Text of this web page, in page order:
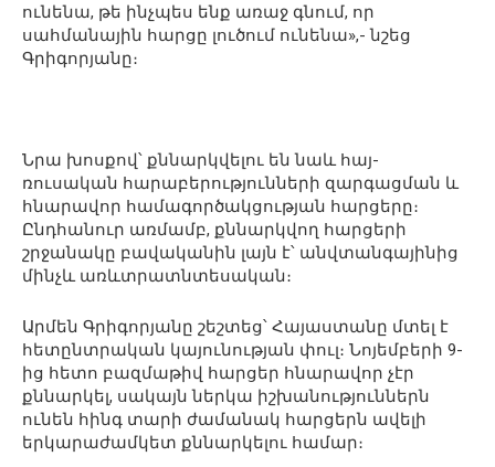
ունենա, թե ինչպես ենք առաջ գնում, որ
սահմանային հարցը լուծում ունենա»,- նշեց
Գրիգորյանը։
Նրա խոսքով՝ քննարկվելու են նաև հայ-
ռուսական հարաբերությունների զարգացման և
հնարավոր համագործակցության հարցերը։
Ընդհանուր առմամբ, քննարկվող հարցերի
շրջանակը բավականին լայն է՝ անվտանգայինից
մինչև առևտրատնտեսական։
Արմեն Գրիգորյանը շեշտեց՝ Հայաստանը մտել է
հետընտրական կայունության փուլ։ Նոյեմբերի 9-
ից հետո բազմաթիվ հարցեր հնարավոր չէր
քննարկել, սակայն ներկա իշխանություններն
ունեն հինգ տարի ժամանակ հարցերն ավելի
երկարաժամկետ քննարկելու համար։